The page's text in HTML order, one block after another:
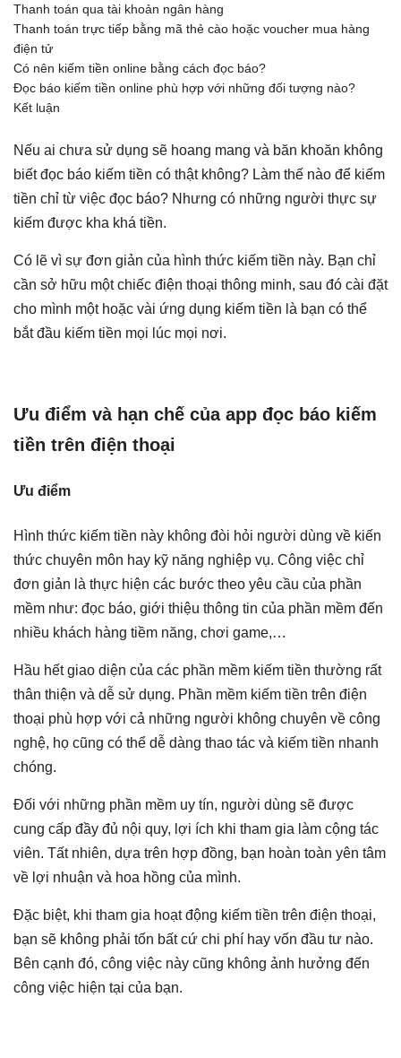
Thanh toán qua tài khoản ngân hàng
Thanh toán trực tiếp bằng mã thẻ cào hoặc voucher mua hàng
điện tử
Có nên kiếm tiền online bằng cách đọc báo?
Đọc báo kiếm tiền online phù hợp với những đối tượng nào?
Kết luận
Nếu ai chưa sử dụng sẽ hoang mang và băn khoăn không
biết đọc báo kiếm tiền có thật không? Làm thế nào để kiếm
tiền chỉ từ việc đọc báo? Nhưng có những người thực sự
kiếm được kha khá tiền.
Có lẽ vì sự đơn giản của hình thức kiếm tiền này. Bạn chỉ
cần sở hữu một chiếc điện thoại thông minh, sau đó cài đặt
cho mình một hoặc vài ứng dụng kiếm tiền là bạn có thể
bắt đầu kiếm tiền mọi lúc mọi nơi.
Ưu điểm và hạn chế của app đọc báo kiếm
tiền trên điện thoại
Ưu điểm
Hình thức kiếm tiền này không đòi hỏi người dùng về kiến
thức chuyên môn hay kỹ năng nghiệp vụ. Công việc chỉ
đơn giản là thực hiện các bước theo yêu cầu của phần
mềm như: đọc báo, giới thiệu thông tin của phần mềm đến
nhiều khách hàng tiềm năng, chơi game,…
Hầu hết giao diện của các phần mềm kiếm tiền thường rất
thân thiện và dễ sử dụng. Phần mềm kiếm tiền trên điện
thoại phù hợp với cả những người không chuyên về công
nghệ, họ cũng có thể dễ dàng thao tác và kiếm tiền nhanh
chóng.
Đối với những phần mềm uy tín, người dùng sẽ được
cung cấp đầy đủ nội quy, lợi ích khi tham gia làm cộng tác
viên. Tất nhiên, dựa trên hợp đồng, bạn hoàn toàn yên tâm
về lợi nhuận và hoa hồng của mình.
Đặc biệt, khi tham gia hoạt động kiếm tiền trên điện thoại,
bạn sẽ không phải tốn bất cứ chi phí hay vốn đầu tư nào.
Bên cạnh đó, công việc này cũng không ảnh hưởng đến
công việc hiện tại của bạn.